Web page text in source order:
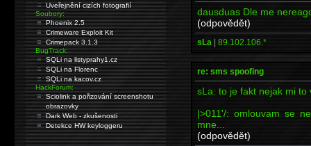
dausduas Dle me
(odpovědět)
sLa | 89.102.106.*
re: sms spoofing
sLa: to je fakt nejak mi
|>011'/: omlouvam se
mne...
(odpovědět)
Uveřejnění cizích fotografií
Soubory:
Phoenix 2.5
Crimeware Exploit Kit
Crimepack 3.1.3
BugTrack:
SQLi na listyprahy1.cz
SQLi na Florenc
SQLi na kacov.cz
HackForum:
Sciolink a pořizování screenshotu
obrazovky
Dark Web - zkušenosti
Detekce HW keyloggeru